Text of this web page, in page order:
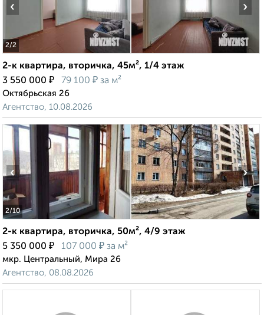
2/2
‹ ›
2-к квартира, вторичка, 45м², 1/4 этаж
3 550 000 ₽ 79 100 ₽ за м²
Октябрьская 26
Агентство, 10.08.2026
2/10
‹ ›
2-к квартира, вторичка, 50м², 4/9 этаж
5 350 000 ₽ 107 000 ₽ за м²
мкр. Центральный, Мира 26
Агентство, 08.08.2026